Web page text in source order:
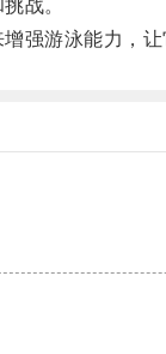
战。
游泳能力，让